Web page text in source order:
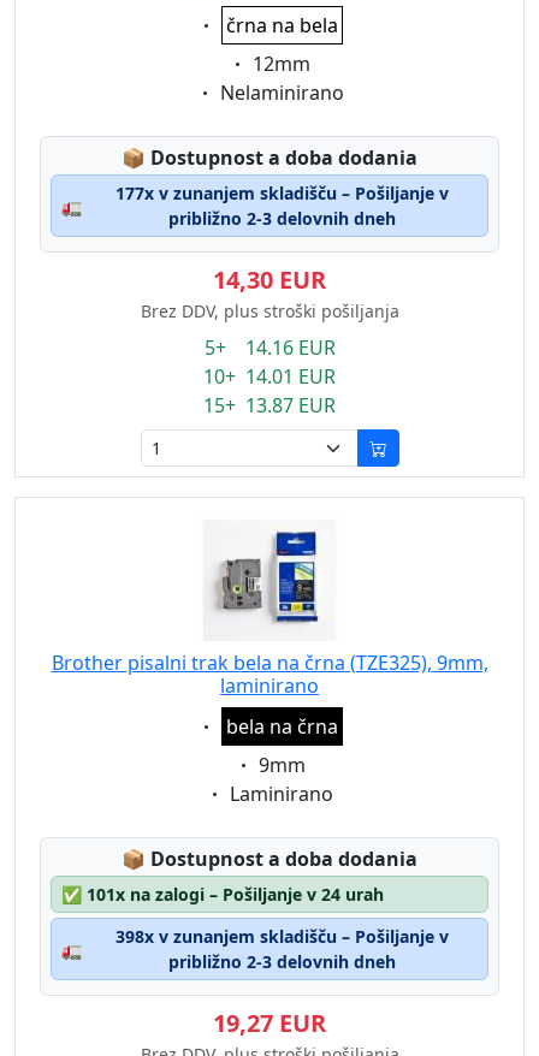
Eigenschaft:
črna na bela
Eigenschaft:
12mm
Eigenschaft:
Nelaminirano
📦 Lagerstatus:
Dostupnost a doba dodania
🚛
177x v zunanjem skladišču – Pošiljanje v
približno 2-3 delovnih dneh
14,30 EUR
Brez DDV, plus stroški pošiljanja
5+ 14.16 EUR
10+ 14.01 EUR
15+ 13.87 EUR
Brother pisalni trak bela na črna (TZE325), 9mm,
laminirano
Eigenschaft:
bela na črna
Eigenschaft:
9mm
Eigenschaft:
Laminirano
📦 Lagerstatus:
Dostupnost a doba dodania
✅ 101x na zalogi – Pošiljanje v 24 urah
🚛
398x v zunanjem skladišču – Pošiljanje v
približno 2-3 delovnih dneh
19,27 EUR